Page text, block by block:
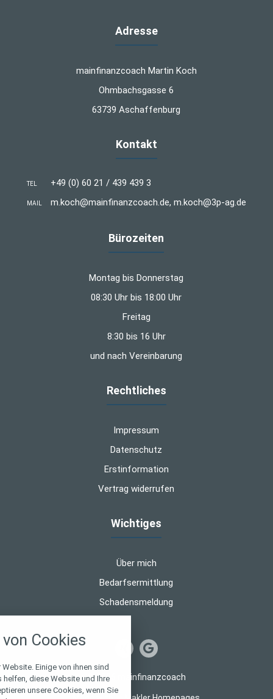
Adresse
mainfinanzcoach Martin Koch
Ohmbachsgasse 6
63739 Aschaffenburg
Kontakt
TEL +49 (0) 60 21 / 439 439 3
MAIL m.koch@mainfinanzcoach.de, m.koch@3p-ag.de
Bürozeiten
Montag bis Donnerstag
08:30 Uhr bis 18:00 Uhr
Freitag
8:30 bis 16 Uhr
und nach Vereinbarung
Rechtliches
Impressum
Datenschutz
Erstinformation
Vertrag widerrufen
Wichtiges
Über mich
Bedarfsermittlung
Schadensmeldung
© 2026 mainfinanzcoach
Cookies
Einige von ihnen sind
diese Website und Ihre
unsere Cookies, wenn Sie
alle verwendeten Cookies und
zu blockieren.
Notwendig